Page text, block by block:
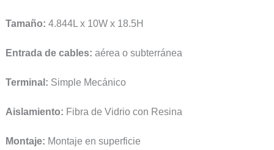
Tamaño: 4.844L x 10W x 18.5H
Entrada de cables: aérea o subterránea
Terminal: Simple Mecánico
Aislamiento: Fibra de Vidrio con Resina
Montaje: Montaje en superficie